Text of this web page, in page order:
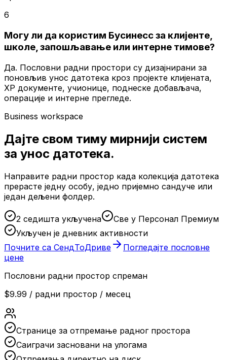
6
Могу ли да користим Бусинесс за клијенте,
школе, запошљавање или интерне тимове?
Да. Пословни радни простори су дизајнирани за
поновљив унос датотека кроз пројекте клијената,
ХР документе, учионице, поднеске добављача,
операције и интерне прегледе.
Business workspace
Дајте свом тиму мирнији систем
за унос датотека.
Направите радни простор када колекција датотека
прерасте једну особу, једно пријемно сандуче или
један дељени фолдер.
2 седишта укључена
Све у Персонал Премиум
Укључен је дневник активности
Почните са СендТоДриве
Погледајте пословне
цене
Пословни радни простор спреман
$9.99 / радни простор / месец
Странице за отпремање радног простора
Саиграчи засновани на улогама